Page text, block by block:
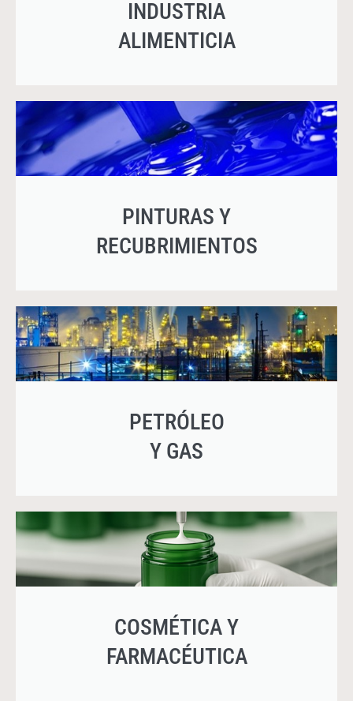
INDUSTRIA
ALIMENTICIA
PINTURAS Y
RECUBRIMIENTOS
PETRÓLEO
Y GAS
COSMÉTICA Y
FARMACÉUTICA